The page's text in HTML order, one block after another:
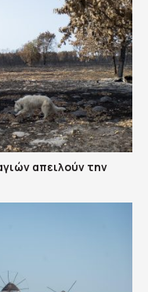
απειλούν την